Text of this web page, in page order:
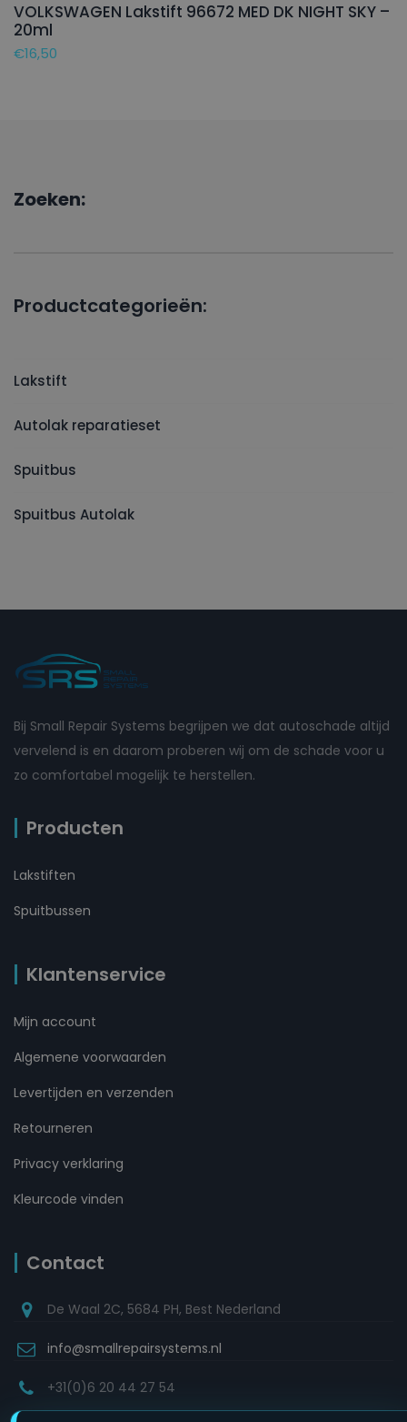
VOLKSWAGEN Lakstift 96672 MED DK NIGHT SKY –
20ml
€16,50
Zoeken:
Productcategorieën:
Lakstift
Autolak reparatieset
Spuitbus
Spuitbus Autolak
Bij Small Repair Systems begrijpen we dat autoschade altijd
vervelend is en daarom proberen wij om de schade voor u
zo comfortabel mogelijk te herstellen.
Producten
Lakstiften
Spuitbussen
Klantenservice
Mijn account
Algemene voorwaarden
Levertijden en verzenden
Retourneren
Privacy verklaring
Kleurcode vinden
Contact
De Waal 2C, 5684 PH, Best Nederland
info@smallrepairsystems.nl
+31(0)6 20 44 27 54